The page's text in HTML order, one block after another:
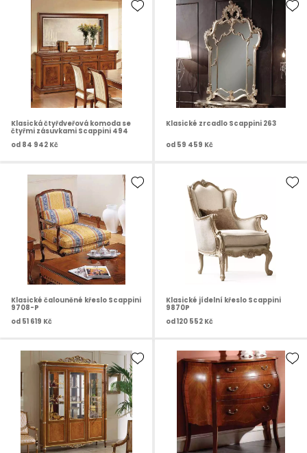
Klasická čtyřdveřová komoda se
čtyřmi zásuvkami Scappini 494
od 84 942 Kč
Klasické zrcadlo Scappini 263
od 59 459 Kč
Klasické čalouněné křeslo Scappini
9708-P
od 51 619 Kč
Klasické jídelní křeslo Scappini
9870P
od 120 552 Kč